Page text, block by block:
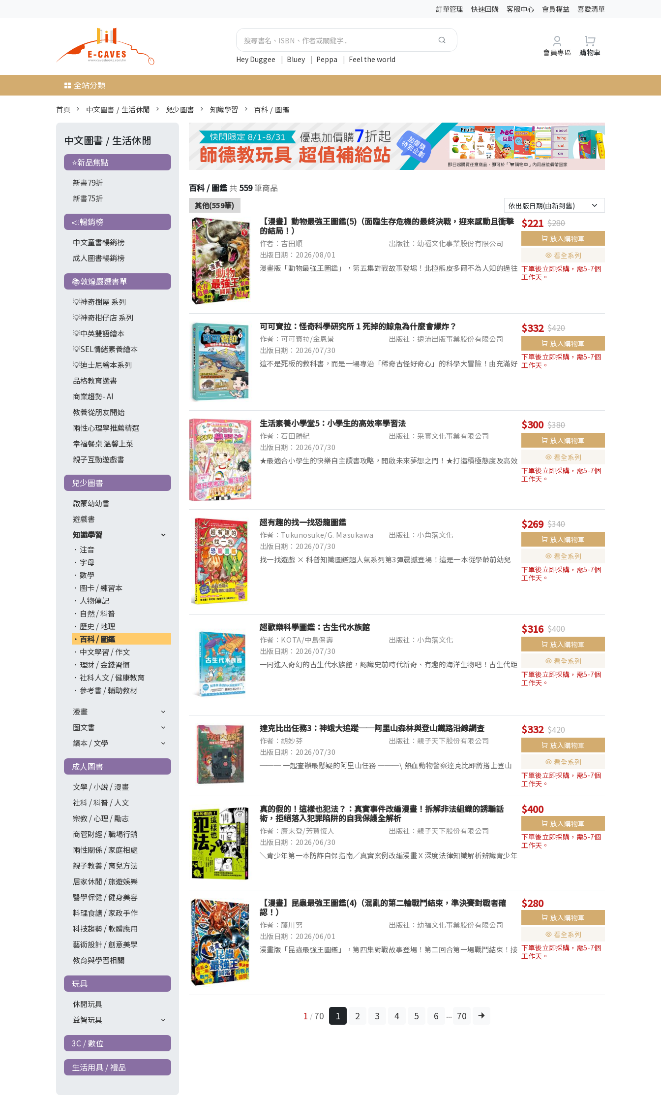
訂單管理 快速回購 客服中心 會員權益 喜愛清單
Hey Duggee | Bluey | Peppa | Feel the world
會員專區 購物車
全站分類
首頁 中文圖書 / 生活休閒 兒少圖書 知識學習 百科 / 圖鑑
中文圖書 / 生活休閒
⭐新品焦點
新書79折
新書75折
📣暢銷榜
中文童書暢銷榜
成人圖書暢銷榜
📚敦煌嚴選書單
💡神奇樹屋 系列
💡神奇柑仔店 系列
💡中英雙語繪本
💡SEL情緒素養繪本
💡迪士尼繪本系列
品格教育選書
商業趨勢- AI
教養從朋友開始
兩性心理學推薦精選
幸福餐桌 溫馨上菜
親子互動遊戲書
兒少圖書
啟蒙幼幼書
遊戲書
知識學習
注音
字母
數學
圖卡 / 練習本
人物傳記
自然 / 科普
歷史 / 地理
百科 / 圖鑑
中文學習 / 作文
理財 / 金錢習慣
社科人文 / 健康教育
參考書 / 輔助教材
漫畫
圖文書
讀本 / 文學
成人圖書
文學 / 小說 / 漫畫
社科 / 科普 / 人文
宗教 / 心理 / 勵志
商管財經 / 職場行銷
兩性關係 / 家庭相處
親子教養 / 育兒方法
居家休閒 / 旅遊娛樂
醫學保健 / 健身美容
料理食譜 / 家政手作
科技趨勢 / 軟體應用
藝術設計 / 創意美學
教育與學習相關
玩具
休閒玩具
益智玩具
3C / 數位
生活用具 / 禮品
百科 / 圖鑑 共 559筆商品
其他(559筆)
【漫畫】動物最強王圖鑑(5)（面臨生存危機的最終決戰，迎來感動且衝擊
的結局！）
作者：吉田順
出版社：幼福文化事業股份有限公司
出版日期：2026/08/01
漫畫版「動物最強王圖鑑」，第五集對戰故事登場！北極熊皮多爾不為人知的過往
$221 $280
放入購物車
看全系列
下單後立即採購，需5-7個
工作天。
可可寶拉：怪奇科學研究所 1 死掉的鯨魚為什麼會爆炸？
作者：可可寶拉/金恩景
出版社：遠流出版事業股份有限公司
出版日期：2026/07/30
這不是死板的教科書，而是一場專治「稀奇古怪好奇心」的科學大冒險！由充滿好
$332 $420
放入購物車
下單後立即採購，需5-7個
工作天。
生活素養小學堂5：小學生的高效率學習法
作者：石田勝紀
出版社：采實文化事業有限公司
出版日期：2026/07/30
★最適合小學生的快樂自主讀書攻略，開啟未來夢想之門！★打造積極態度及高效
$300 $380
放入購物車
看全系列
下單後立即採購，需5-7個
工作天。
超有趣的找一找恐龍圖鑑
作者：Tukunosuke/G. Masukawa
出版社：小角落文化
出版日期：2026/07/30
找一找遊戲 × 科普知識圖鑑超人氣系列第3彈震撼登場！這是一本從學齡前幼兒
$269 $340
放入購物車
看全系列
下單後立即採購，需5-7個
工作天。
超歡樂科學圖鑑：古生代水族館
作者：KOTA/中島保壽
出版社：小角落文化
出版日期：2026/07/30
一同進入奇幻的古生代水族館，認識史前時代新奇、有趣的海洋生物吧！古生代距
$316 $400
放入購物車
看全系列
下單後立即採購，需5-7個
工作天。
達克比出任務3：神蛾大追蹤──阿里山森林與登山鐵路沿線調查
作者：胡妙芬
出版社：親子天下股份有限公司
出版日期：2026/07/30
─── 一起查辦最懸疑的阿里山任務 ───\ 熱血動物警察達克比即將搭上登山
$332 $420
放入購物車
看全系列
下單後立即採購，需5-7個
工作天。
真的假的！這樣也犯法？：真實事件改編漫畫！拆解非法組織的誘騙話
術，拒絕落入犯罪陷阱的自我保護全解析
作者：廣末登/芳賀恆人
出版社：親子天下股份有限公司
出版日期：2026/06/30
＼青少年第一本防詐自保指南／真實案例改編漫畫Ｘ深度法律知識解析辨識青少年
$400
放入購物車
下單後立即採購，需5-7個
工作天。
【漫畫】昆蟲最強王圖鑑(4)（混亂的第二輪戰鬥結束，準決賽對戰者確
認！）
作者：藤川努
出版社：幼福文化事業股份有限公司
出版日期：2026/06/01
漫畫版「昆蟲最強王圖鑑」，第四集對戰故事登場！第二回合第一場戰鬥結束！接
$280
放入購物車
看全系列
下單後立即採購，需5-7個
工作天。
1 / 70 1 2 3 4 5 6 ... 70